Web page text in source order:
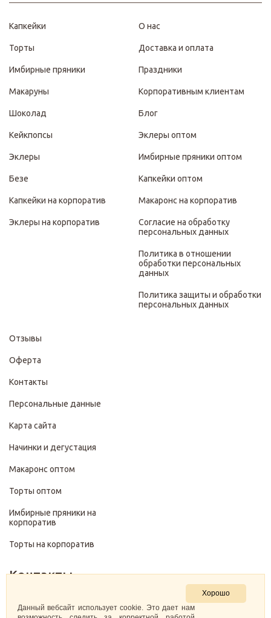
Капкейки
Торты
Имбирные пряники
Макаруны
Шоколад
Кейкпопсы
Эклеры
Безе
Капкейки на корпоратив
Эклеры на корпоратив
О нас
Доставка и оплата
Праздники
Корпоративным клиентам
Блог
Эклеры оптом
Имбирные пряники оптом
Капкейки оптом
Макаронс на корпоратив
Согласие на обработку
персональных данных
Политика в отношении
обработки персональных
данных
Политика защиты и обработки
персональных данных
Отзывы
Оферта
Контакты
Персональные данные
Карта сайта
Начинки и дегустация
Макаронс оптом
Торты оптом
Имбирные пряники на
корпоратив
Торты на корпоратив
Контакты
+7 (499) 322-28-29
Хорошо
Данный вебсайт использует cookie. Это дает нам